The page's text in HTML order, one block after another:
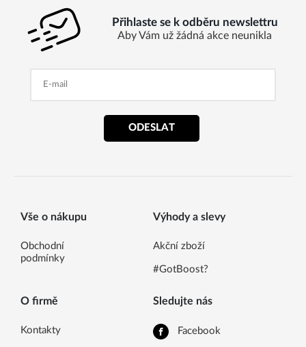
Přihlaste se k odběru newslettru
Aby Vám už žádná akce neunikla
ODESLAT
Vše o nákupu
Obchodní
podmínky
Výhody a slevy
Akční zboží
#GotBoost?
O firmě
Kontakty
Sledujte nás
Facebook